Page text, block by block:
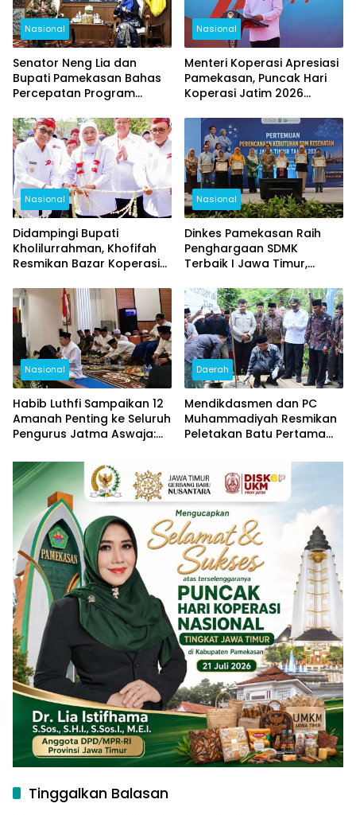
Nasional
Senator Neng Lia dan
Bupati Pamekasan Bahas
Percepatan Program
Kesehatan, dan Pertanian
Nasional
Menteri Koperasi Apresiasi
Pamekasan, Puncak Hari
Koperasi Jatim 2026
Nasional
Didampingi Bupati
Kholilurrahman, Khofifah
Resmikan Bazar Koperasi
Jadi Pusat Hari Koperasi
Jatim 2026
Nasional
Dinkes Pamekasan Raih
Penghargaan SDMK
Terbaik I Jawa Timur,
Bojonegoro
Nasional
Habib Luthfi Sampaikan 12
Amanah Penting ke Seluruh
Pengurus Jatma Aswaja:
Persatuan, Jangan
Terjebak Fitnah
Daerah
Mendikdasmen dan PC
Muhammadiyah Resmikan
Peletakan Batu Pertama
Mustaqim di Karang
Penang Sampang
Tinggalkan Balasan